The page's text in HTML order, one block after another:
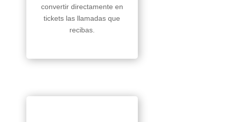
convertir directamente en
tickets las llamadas que
recibas.